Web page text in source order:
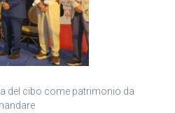
del cibo come patrimonio da